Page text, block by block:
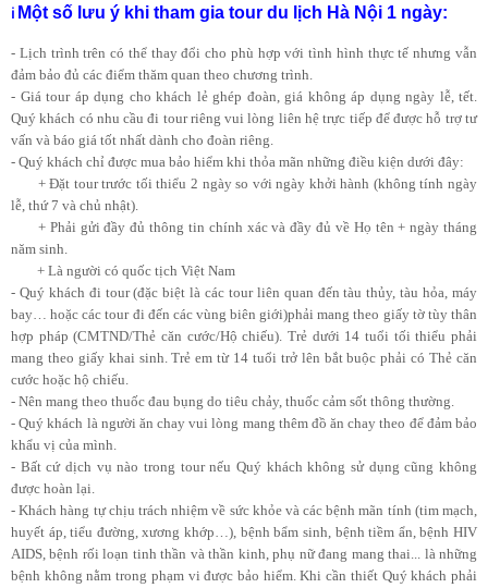
ℹ️ Một số lưu ý khi tham gia tour du lịch Hà Nội 1 ngày:
- Lịch trình trên có thể thay đổi cho phù hợp với tình hình thực tế nhưng vẫn
đảm bảo đủ các điểm thăm quan theo chương trình.
- Giá tour áp dụng cho khách lẻ ghép đoàn, giá không áp dụng ngày lễ, tết.
Quý khách có nhu cầu đi tour riêng vui lòng liên hệ trực tiếp để được hỗ trợ tư
vấn và báo giá tốt nhất dành cho đoàn riêng.
- Quý khách chỉ được mua bảo hiểm khi thỏa mãn những điều kiện dưới đây:
+ Đặt tour trước tối thiểu 2 ngày so với ngày khởi hành (không tính ngày
lễ, thứ 7 và chủ nhật).
+ Phải gửi đầy đủ thông tin chính xác và đầy đủ về Họ tên + ngày tháng
năm sinh.
+ Là người có quốc tịch Việt Nam
- Quý khách đi tour (đặc biệt là các tour liên quan đến tàu thủy, tàu hỏa, máy
bay… hoặc các tour đi đến các vùng biên giới)phải mang theo giấy tờ tùy thân
hợp pháp (CMTND/Thẻ căn cước/Hộ chiếu). Trẻ dưới 14 tuổi tối thiểu phải
mang theo giấy khai sinh. Trẻ em từ 14 tuổi trở lên bắt buộc phải có Thẻ căn
cước hoặc hộ chiếu.
- Nên mang theo thuốc đau bụng do tiêu chảy, thuốc cảm sốt thông thường.
- Quý khách là người ăn chay vui lòng mang thêm đồ ăn chay theo để đảm bảo
khẩu vị của mình.
- Bất cứ dịch vụ nào trong tour nếu Quý khách không sử dụng cũng không
được hoàn lại.
- Khách hàng tự chịu trách nhiệm về sức khỏe và các bệnh mãn tính (tim mạch,
huyết áp, tiểu đường, xương khớp…), bệnh bẩm sinh, bệnh tiềm ẩn, bệnh HIV
AIDS, bệnh rối loạn tinh thần và thần kinh, phụ nữ đang mang thai... là những
bệnh không nằm trong phạm vi được bảo hiểm. Khi cần thiết Quý khách phải